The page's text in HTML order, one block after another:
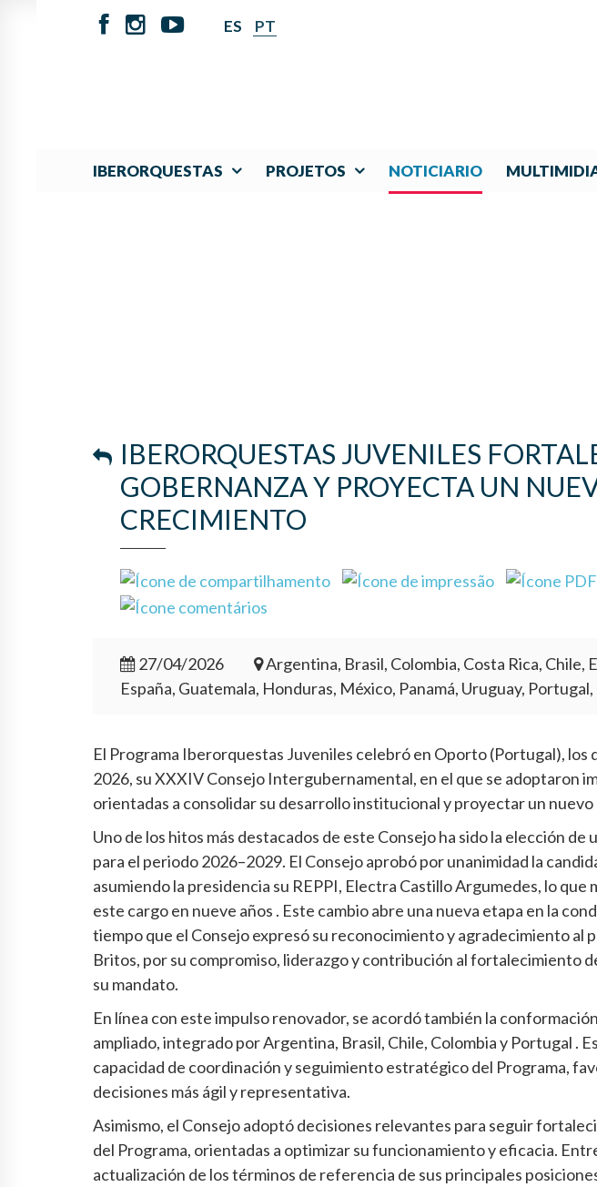
ES PT
IBERORQUESTAS PROJETOS NOTICIARIO
IBERORQUESTAS JUVENILES
GOBERNANZA Y PROYECTA UN
CRECIMIENTO
27/04/2026
Argentina, Brasil, Colombia, Costa Rica, Chile,
España, Guatemala, Honduras, México, Panamá, Uruguay, Portugal,
El Programa Iberorquestas Juveniles celebró en Oporto (Portugal), los
2026, su XXXIV Consejo Intergubernamental, en el que se adoptaron
orientadas a consolidar su desarrollo institucional y proyectar un
Uno de los hitos más destacados de este Consejo ha sido la elección de
para el periodo 2026–2029. El Consejo aprobó por unanimidad la
asumiendo la presidencia su REPPI, Electra Castillo Argumedes, lo que
este cargo en nueve años . Este cambio abre una nueva etapa en la
tiempo que el Consejo expresó su reconocimiento y agradecimiento al
Britos, por su compromiso, liderazgo y contribución al fortalecimiento
su mandato.
En línea con este impulso renovador, se acordó también la
ampliado, integrado por Argentina, Brasil, Chile, Colombia y Portugal .
capacidad de coordinación y seguimiento estratégico del Programa,
decisiones más ágil y representativa.
Asimismo, el Consejo adoptó decisiones relevantes para seguir
del Programa, orientadas a optimizar su funcionamiento y eficacia.
actualización de los términos de referencia de sus principales